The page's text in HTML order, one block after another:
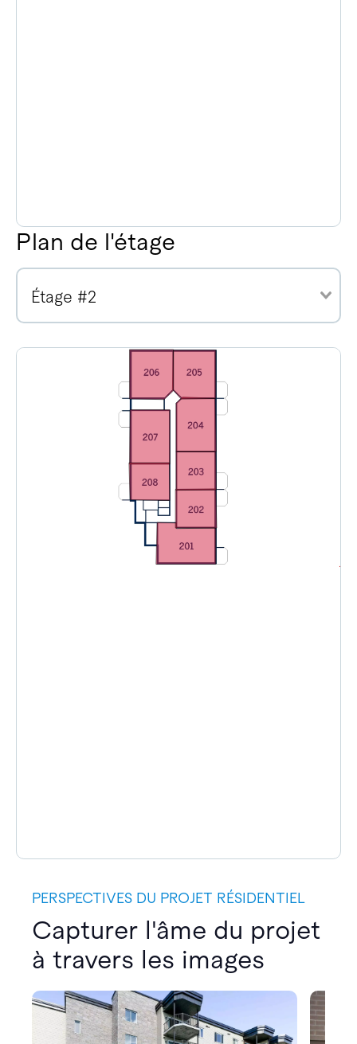
Plan de l'étage
Étage #2
PERSPECTIVES DU PROJET RÉSIDENTIEL
Capturer l'âme du projet
à travers les images